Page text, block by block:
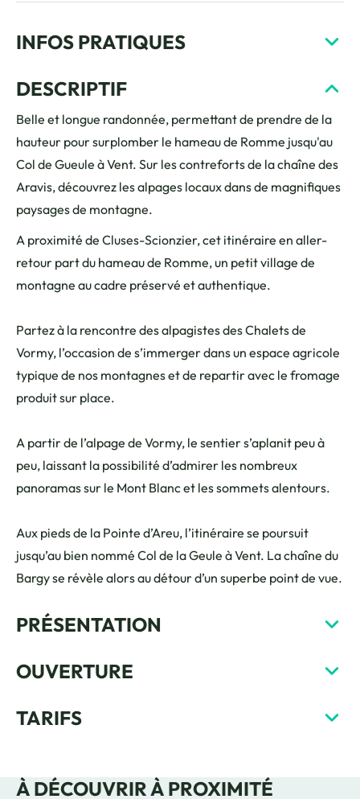
INFOS PRATIQUES
DESCRIPTIF
Belle et longue randonnée, permettant de prendre de la
hauteur pour surplomber le hameau de Romme jusqu'au
Col de Gueule à Vent. Sur les contreforts de la chaîne des
Aravis, découvrez les alpages locaux dans de magnifiques
paysages de montagne.
A proximité de Cluses-Scionzier, cet itinéraire en aller-
retour part du hameau de Romme, un petit village de
montagne au cadre préservé et authentique.
Partez à la rencontre des alpagistes des Chalets de
Vormy, l’occasion de s’immerger dans un espace agricole
typique de nos montagnes et de repartir avec le fromage
produit sur place.
A partir de l’alpage de Vormy, le sentier s’aplanit peu à
peu, laissant la possibilité d’admirer les nombreux
panoramas sur le Mont Blanc et les sommets alentours.
Aux pieds de la Pointe d’Areu, l’itinéraire se poursuit
jusqu’au bien nommé Col de la Geule à Vent. La chaîne du
Bargy se révèle alors au détour d’un superbe point de vue.
PRÉSENTATION
OUVERTURE
TARIFS
À DÉCOUVRIR À PROXIMITÉ